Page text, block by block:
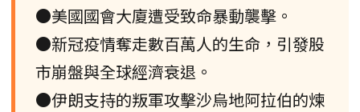
●美國國會大廈遭受致命暴動襲擊。
●新冠疫情奪走數百萬人的生命，引發股
市崩盤與全球經濟衰退。
●伊朗支持的叛軍攻擊沙烏地阿拉伯的煉